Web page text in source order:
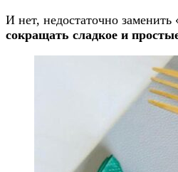
И нет, недостаточно
сокращать сладкое и